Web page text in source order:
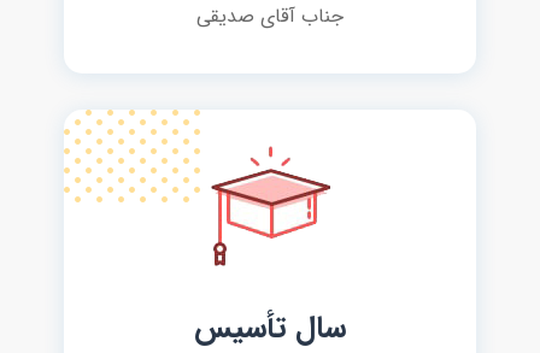
جناب آقای صدیقی
سال تأسیس